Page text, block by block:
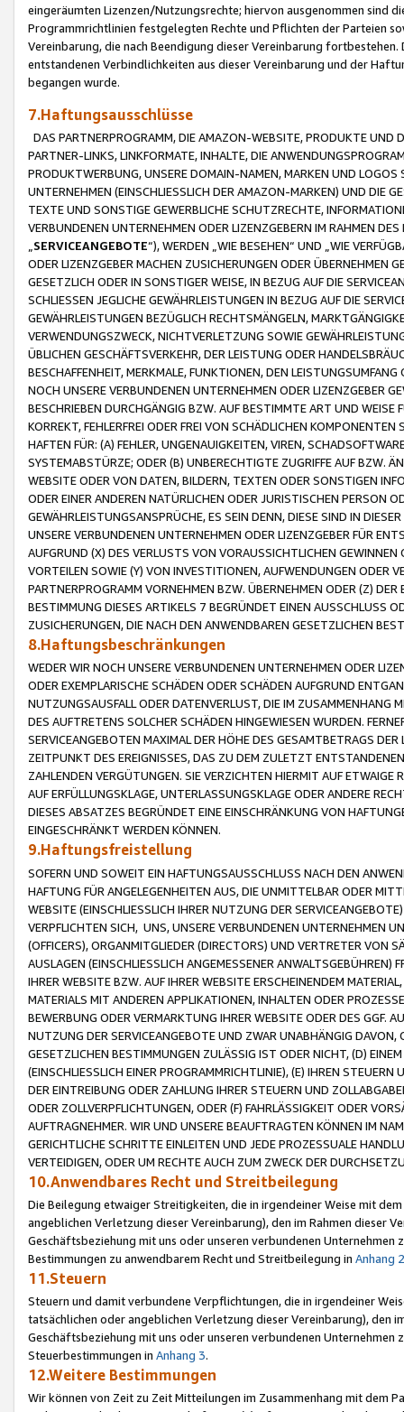
eingeräumten Lizenzen/Nutzungsrechte; hiervon ausgenommen sind
Programmrichtlinien festgelegten Rechte und Pflichten der Parteien
Vereinbarung, die nach Beendigung dieser Vereinbarung
entstandenen Verbindlichkeiten aus dieser Vereinbarung und der
begangen wurde.
7.Haftungsausschlüsse
DAS PARTNERPROGRAMM, DIE AMAZON-WEBSITE, PRODUKTE UND
PARTNER-LINKS, LINKFORMATE, INHALTE, DIE
PRODUKTWERBUNG, UNSERE DOMAIN-NAMEN, MARKEN UND
UNTERNEHMEN (EINSCHLIESSLICH DER AMAZON-MARKEN) UND DIE
TEXTE UND SONSTIGE GEWERBLICHE SCHUTZRECHTE,
VERBUNDENEN UNTERNEHMEN ODER LIZENZGEBERN IM RAHMEN
SERVICEANGEBOTE“), WERDEN „WIE BESEHEN“ UND „WIE
ODER LIZENZGEBER MACHEN ZUSICHERUNGEN ODER ÜBERNEHMEN
GESETZLICH ODER IN SONSTIGER WEISE, IN BEZUG AUF DIE
SCHLIESSEN JEGLICHE GEWÄHRLEISTUNGEN IN BEZUG AUF DIE
GEWÄHRLEISTUNGEN BEZÜGLICH RECHTSMÄNGELN,
VERWENDUNGSZWECK, NICHTVERLETZUNG SOWIE
ÜBLICHEN GESCHÄFTSVERKEHR, DER LEISTUNG ODER
BESCHAFFENHEIT, MERKMALE, FUNKTIONEN, DEN
NOCH UNSERE VERBUNDENEN UNTERNEHMEN ODER LIZENZGEBER
BESCHRIEBEN DURCHGÄNGIG BZW. AUF BESTIMMTE ART UND
KORREKT, FEHLERFREI ODER FREI VON SCHÄDLICHEN
HAFTEN FÜR: (A) FEHLER, UNGENAUIGKEITEN, VIREN,
SYSTEMABSTÜRZE; ODER (B) UNBERECHTIGTE ZUGRIFFE AUF BZW.
WEBSITE ODER VON DATEN, BILDERN, TEXTEN ODER SONSTIGEN
ODER EINER ANDEREN NATÜRLICHEN ODER JURISTISCHEN PERSON
GEWÄHRLEISTUNGSANSPRÜCHE, ES SEIN DENN, DIESE SIND IN
UNSERE VERBUNDENEN UNTERNEHMEN ODER LIZENZGEBER FÜR
AUFGRUND (X) DES VERLUSTS VON VORAUSSICHTLICHEN
VORTEILEN SOWIE (Y) VON INVESTITIONEN, AUFWENDUNGEN ODER
PARTNERPROGRAMM VORNEHMEN BZW. ÜBERNEHMEN ODER (Z)
BESTIMMUNG DIESES ARTIKELS 7 BEGRÜNDET EINEN AUSSCHLUSS
ZUSICHERUNGEN, DIE NACH DEN ANWENDBAREN GESETZLICHEN
8.Haftungsbeschränkungen
WEDER WIR NOCH UNSERE VERBUNDENEN UNTERNEHMEN ODER
ODER EXEMPLARISCHE SCHÄDEN ODER SCHÄDEN AUFGRUND
NUTZUNGSAUSFALL ODER DATENVERLUST, DIE IM ZUSAMMENHANG
DES AUFTRETENS SOLCHER SCHÄDEN HINGEWIESEN WURDEN.
SERVICEANGEBOTEN MAXIMAL DER HÖHE DES GESAMTBETRAGS
ZEITPUNKT DES EREIGNISSES, DAS ZU DEM ZULETZT
ZAHLENDEN VERGÜTUNGEN. SIE VERZICHTEN HIERMIT AUF
AUF ERFÜLLUNGSKLAGE, UNTERLASSUNGSKLAGE ODER ANDERE
DIESES ABSATZES BEGRÜNDET EINE EINSCHRÄNKUNG VON
EINGESCHRÄNKT WERDEN KÖNNEN.
9.Haftungsfreistellung
SOFERN UND SOWEIT EIN HAFTUNGSAUSSCHLUSS NACH DEN
HAFTUNG FÜR ANGELEGENHEITEN AUS, DIE UNMITTELBAR ODER
WEBSITE (EINSCHLIESSLICH IHRER NUTZUNG DER
VERPFLICHTEN SICH, UNS, UNSERE VERBUNDENEN UNTERNEHMEN
(OFFICERS), ORGANMITGLIEDER (DIRECTORS) UND VERTRETER VON
AUSLAGEN (EINSCHLIESSLICH ANGEMESSENER
IHRER WEBSITE BZW. AUF IHRER WEBSITE ERSCHEINENDEM
MATERIALS MIT ANDEREN APPLIKATIONEN, INHALTEN ODER
BEWERBUNG ODER VERMARKTUNG IHRER WEBSITE ODER DES GGF.
NUTZUNG DER SERVICEANGEBOTE UND ZWAR UNABHÄNGIG
GESETZLICHEN BESTIMMUNGEN ZULÄSSIG IST ODER NICHT, (D)
(EINSCHLIESSLICH EINER PROGRAMMRICHTLINIE), (E) IHREN
DER EINTREIBUNG ODER ZAHLUNG IHRER STEUERN UND
ODER ZOLLVERPFLICHTUNGEN, ODER (F) FAHRLÄSSIGKEIT ODER
AUFTRAGNEHMER. WIR UND UNSERE BEAUFTRAGTEN KÖNNEN IM
GERICHTLICHE SCHRITTE EINLEITEN UND JEDE PROZESSUALE
VERTEIDIGEN, ODER UM RECHTE AUCH ZUM ZWECK DER
10.Anwendbares Recht und Streitbeilegung
Die Beilegung etwaiger Streitigkeiten, die in irgendeiner Weise mit
angeblichen Verletzung dieser Vereinbarung), den im Rahmen dieser
Geschäftsbeziehung mit uns oder unseren verbundenen
Bestimmungen zu anwendbarem Recht und Streitbeilegung in Anhang 2
11.Steuern
Steuern und damit verbundene Verpflichtungen, die in irgendeiner
tatsächlichen oder angeblichen Verletzung dieser Vereinbarung), den
Geschäftsbeziehung mit uns oder unseren verbundenen
Steuerbestimmungen in Anhang 3.
12.Weitere Bestimmungen
Wir können von Zeit zu Zeit Mitteilungen im Zusammenhang mit dem